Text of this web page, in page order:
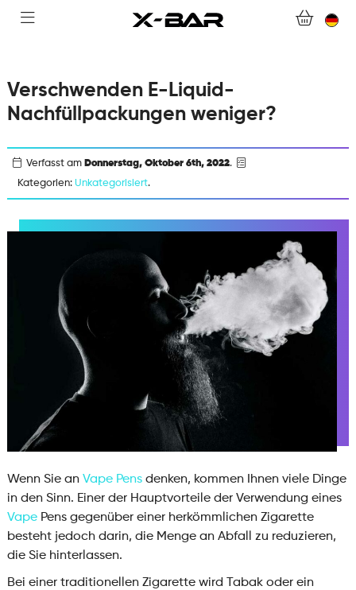
COLLECTIONS
KONTAKTIERE UNS.
FAQ.
MEIN KONTO
Verschwenden E-Liquid-
Nachfüllpackungen weniger?
Verfasst am Donnerstag, Oktober 6th, 2022.
Kategorien: Unkategorisiert.
Wenn Sie an Vape Pensdenken, kommen Ihnen viele Dinge
in den Sinn. Einer der Hauptvorteile der Verwendung eines
VapePens gegenüber einer herkömmlichen Zigarette
besteht jedoch darin, die Menge an Abfall zu reduzieren,
die Sie hinterlassen.
Bei einer traditionellen Zigarette wird Tabak oder ein